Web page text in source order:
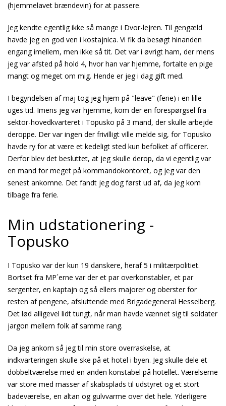
(hjemmelavet brændevin) for at passere.
Jeg kendte egentlig ikke så mange i Dvor-lejren. Til gengæld
havde jeg en god ven i kostajnica. Vi fik da besøgt hinanden
engang imellem, men ikke så tit. Det var i øvrigt ham, der mens
jeg var afsted på hold 4, hvor han var hjemme, fortalte en pige
mangt og meget om mig. Hende er jeg i dag gift med.
I begyndelsen af maj tog jeg hjem på "leave" (ferie) i en lille
uges tid. Imens jeg var hjemme, kom der en forespørgsel fra
sektor-hovedkvarteret i Topusko på 3 mand, der skulle arbejde
deroppe. Der var ingen der frivilligt ville melde sig, for Topusko
havde ry for at være et kedeligt sted kun befolket af officerer.
Derfor blev det besluttet, at jeg skulle derop, da vi egentlig var
en mand for meget på kommandokontoret, og jeg var den
senest ankomne. Det fandt jeg dog først ud af, da jeg kom
tilbage fra ferie.
Min udstationering -
Topusko
I Topusko var der kun 19 danskere, heraf 5 i militærpolitiet.
Bortset fra MP´erne var der et par overkonstabler, et par
sergenter, en kaptajn og så ellers majorer og oberster for
resten af pengene, afsluttende med Brigadegeneral Hesselberg.
Det lød alligevel lidt tungt, når man havde vænnet sig til soldater
jargon mellem folk af samme rang.
Da jeg ankom så jeg til min store overraskelse, at
indkvarteringen skulle ske på et hotel i byen. Jeg skulle dele et
dobbeltværelse med en anden konstabel på hotellet. Værelserne
var store med masser af skabsplads til udstyret og et stort
badeværelse, en altan og gulvvarme over det hele. Yderligere